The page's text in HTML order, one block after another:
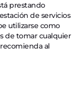
prestando
de servicios
utilizarse como
de tomar cualquier
al